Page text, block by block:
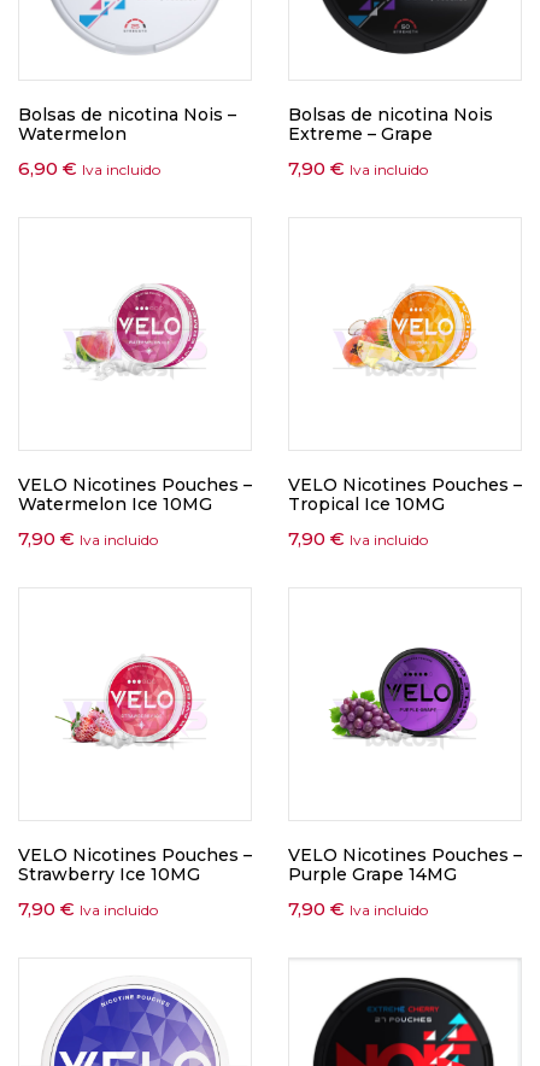
Bolsas de nicotina Nois –
Watermelon
6,90 € Iva incluido
Bolsas de nicotina Nois
Extreme – Grape
7,90 € Iva incluido
VELO Nicotines Pouches –
Watermelon Ice 10MG
7,90 € Iva incluido
VELO Nicotines Pouches –
Tropical Ice 10MG
7,90 € Iva incluido
VELO Nicotines Pouches –
Strawberry Ice 10MG
7,90 € Iva incluido
VELO Nicotines Pouches –
Purple Grape 14MG
7,90 € Iva incluido